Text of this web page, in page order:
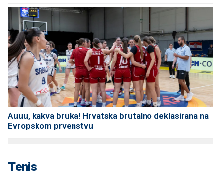
Auuu, kakva bruka! Hrvatska brutalno deklasirana na
Evropskom prvenstvu
Tenis